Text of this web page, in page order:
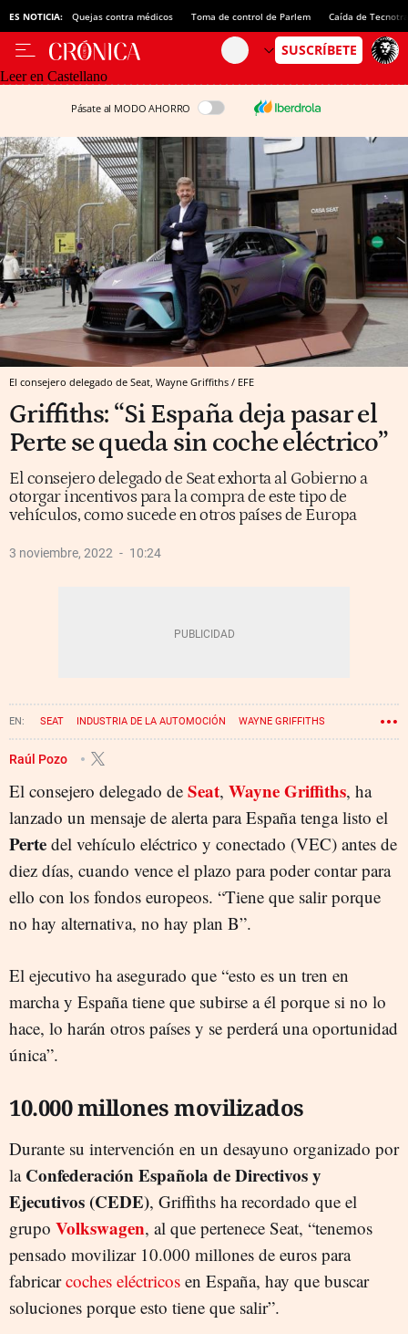
ES NOTICIA: Quejas contra médicos Toma de control de Parlem Caída de
Leer en Castellano
Pásate al MODO AHORRO
El consejero delegado de Seat, Wayne Griffiths / EFE
Griffiths: “Si España deja pasar el
Perte se queda sin coche eléctrico”
El consejero delegado de Seat exhorta al Gobierno a
otorgar incentivos para la compra de este tipo de
vehículos, como sucede en otros países de Europa
3 noviembre, 2022 10:24
SEAT INDUSTRIA DE LA AUTOMOCIÓN WAYNE GRIFFITHS
Raúl Pozo
El consejero delegado de Seat, Wayne Griffiths, ha
lanzado un mensaje de alerta para España tenga listo el
Perte del vehículo eléctrico y conectado (VEC) antes de
diez días, cuando vence el plazo para poder contar para
ello con los fondos europeos. “Tiene que salir porque
no hay alternativa, no hay plan B”.
El ejecutivo ha asegurado que “esto es un tren en
marcha y España tiene que subirse a él porque si no lo
hace, lo harán otros países y se perderá una oportunidad
única”.
10.000 millones movilizados
Durante su intervención en un desayuno organizado por
la Confederación Española de Directivos y
Ejecutivos (CEDE), Griffiths ha recordado que el
grupo Volkswagen, al que pertenece Seat, “tenemos
pensado movilizar 10.000 millones de euros para
fabricarcoches eléctricos en España, hay que buscar
soluciones porque esto tiene que salir”.